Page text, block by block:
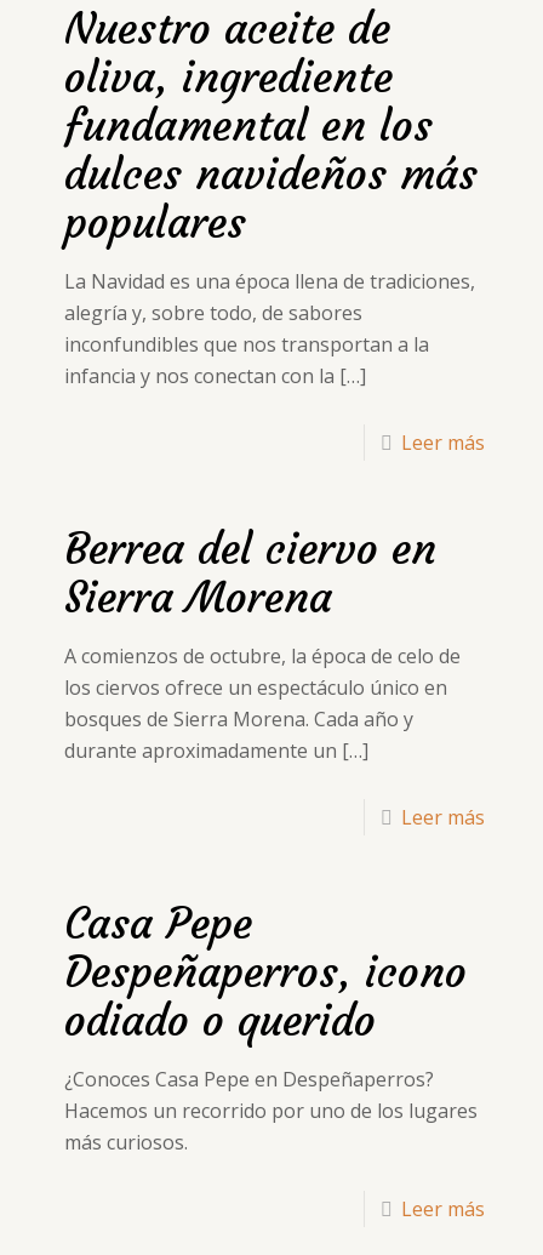
Nuestro aceite de
oliva, ingrediente
fundamental en los
dulces navideños más
populares
La Navidad es una época llena de tradiciones,
alegría y, sobre todo, de sabores
inconfundibles que nos transportan a la
infancia y nos conectan con la […]
Leer más
Berrea del ciervo en
Sierra Morena
A comienzos de octubre, la época de celo de
los ciervos ofrece un espectáculo único en
bosques de Sierra Morena. Cada año y
durante aproximadamente un […]
Leer más
Casa Pepe
Despeñaperros, icono
odiado o querido
¿Conoces Casa Pepe en Despeñaperros?
Hacemos un recorrido por uno de los lugares
más curiosos.
Leer más